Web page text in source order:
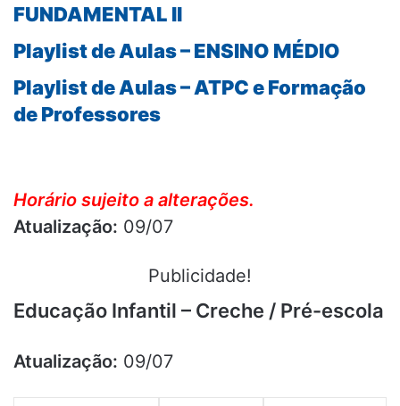
FUNDAMENTAL II
Playlist de Aulas – ENSINO MÉDIO
Playlist de Aulas – ATPC e Formação
de Professores
Horário sujeito a alterações.
Atualização: 09/07
Publicidade!
Educação Infantil – Creche / Pré-escola
Atualização: 09/07